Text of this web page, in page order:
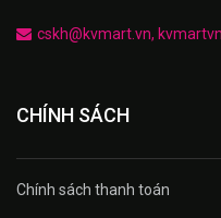
cskh@kvmart.vn,
CHÍNH SÁCH
Chính sách thanh toán